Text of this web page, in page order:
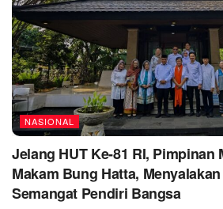
NASIONAL
Jelang HUT Ke-81 RI, Pimpinan
Makam Bung Hatta,
Semangat Pendiri Bangsa